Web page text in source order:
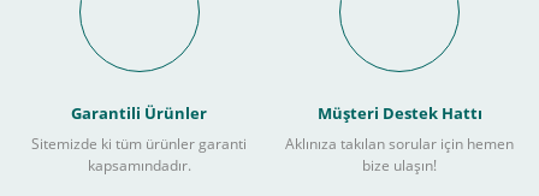
Garantili Ürünler
Sitemizde ki tüm ürünler garanti
kapsamındadır.
Müşteri Destek Hattı
Aklınıza takılan sorular için hemen
bize ulaşın!